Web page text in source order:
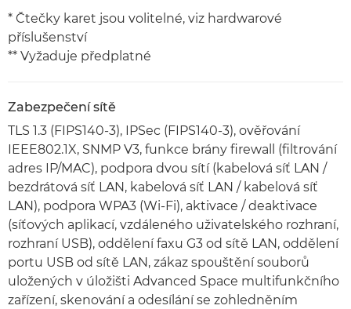
* Čtečky karet jsou volitelné, viz hardwarové
příslušenství
** Vyžaduje předplatné
Zabezpečení sítě
TLS 1.3 (FIPS140-3), IPSec (FIPS140-3), ověřování
IEEE802.1X, SNMP V3, funkce brány firewall (filtrování
adres IP/MAC), podpora dvou sítí (kabelová síť LAN /
bezdrátová síť LAN, kabelová síť LAN / kabelová síť
LAN), podpora WPA3 (Wi-Fi), aktivace / deaktivace
(síťových aplikací, vzdáleného uživatelského rozhraní,
rozhraní USB), oddělení faxu G3 od sítě LAN, oddělení
portu USB od sítě LAN, zákaz spouštění souborů
uložených v úložišti Advanced Space multifunkčního
zařízení, skenování a odesílání se zohledněním